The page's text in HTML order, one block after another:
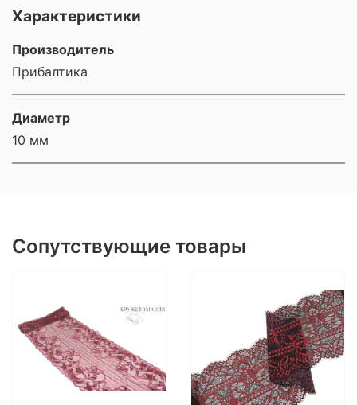
Характеристики
Производитель
Прибалтика
Диаметр
10 мм
Сопутствующие товары